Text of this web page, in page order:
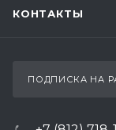
КОНТАКТЫ
ПОДПИСКА НА